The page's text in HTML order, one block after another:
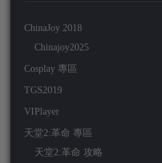
ChinaJoy 2018
Chinajoy2025
Cosplay 專區
TGS2019
VIPlayer
天堂2:革命 專區
天堂2:革命 攻略